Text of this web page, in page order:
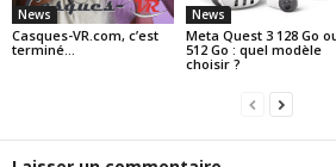
News
Casques-VR.com, c’est
terminé…
News
Meta Quest 3 128 Go
512 Go : quel modèle
choisir ?